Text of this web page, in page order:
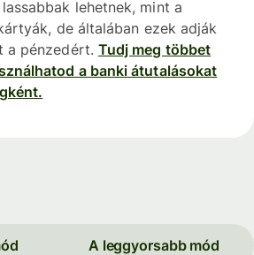
lehetnek, mint a
de általában ezek adják
a pénzedért. Tudj meg többet
a banki átutalásokat
A leggyorsabb mód